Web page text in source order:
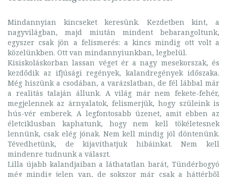
Mindannyian kincseket keresünk. Kezdetben kint, a
nagyvilágban, majd miután mindent bebarangoltunk,
egyszer csak jön a felismerés: a kincs mindig ott volt a
közelünkben. Ott van mindannyiunkban, legbelül.
Kisiskoláskorban lassan véget ér a nagy mesekorszak, és
kezdődik az ifjúsági regények, kalandregények időszaka.
Még hiszünk a csodában, a varázslatban, de fél lábbal már
a realitás talaján állunk. A világ már nem fekete-fehér,
megjelennek az árnyalatok, felismerjük, hogy szüleink is
hús-vér emberek. A legfontosabb üzenet, amit ebben az
életciklusban kaphatunk, hogy nem kell tökéletesnek
lennünk, csak elég jónak. Nem kell mindig jól döntenünk.
Tévedhetünk, de kijavíthatjuk hibáinkat. Nem kell
mindenre tudnunk a választ.
Lilla újabb kalandjaiban a láthatatlan barát, Tündérbogyó
még mindig jelen van, de sokszor már csak a háttérből